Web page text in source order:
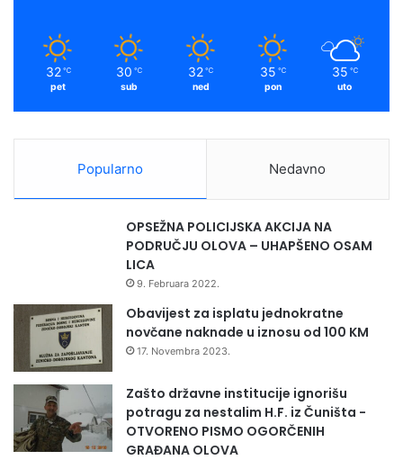
32 ℃
pet
30 ℃
sub
32 ℃
ned
35 ℃
pon
35 ℃
uto
Popularno Nedavno
OPSEŽNA POLICIJSKA AKCIJA NA
PODRUČJU OLOVA – UHAPŠENO OSAM
LICA
9. Februara 2022.
Obavijest za isplatu jednokratne
novčane naknade u iznosu od 100 KM
17. Novembra 2023.
Zašto državne institucije ignorišu
potragu za nestalim H.F. iz Čuništa -
OTVORENO PISMO OGORČENIH
GRAĐANA OLOVA